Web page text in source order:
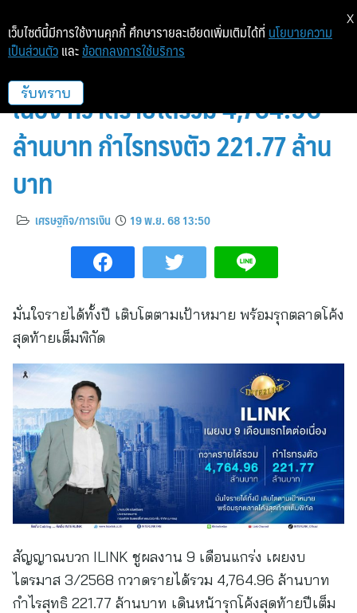
ILINK เผยงบ 9 เดือนแรกโตต่อ
เนื่อง กวาดรายได้รวม 4,764.96
ล้านบาท กำไรทรงตัว 221.77 ล้าน
บาท
เศรษฐกิจ/การเงิน 19 พ.ย. 68 13:50
มั่นใจรายได้ทั้งปี เติบโตตามเป้าหมาย พร้อมรุกตลาดโค้ง
สุดท้ายเต็มพิกัด
สัญญาณบวก ILINK ชูผลงาน 9 เดือนแกร่ง เผยงบ
ไตรมาส 3/2568 กวาดรายได้รวม 4,764.96 ล้านบาท
กำไรสุทธิ 221.77 ล้านบาท เดินหน้ารุกโค้งสุดท้ายปีเต็ม
เว็บไซต์นี้มีการใช้งานคุกกี้ ศึกษารายละเอียดเพิ่มเติมได้ที่ นโยบายความ
เป็นส่วนตัว และ ข้อตกลงการใช้บริการ
รับทราบ
X